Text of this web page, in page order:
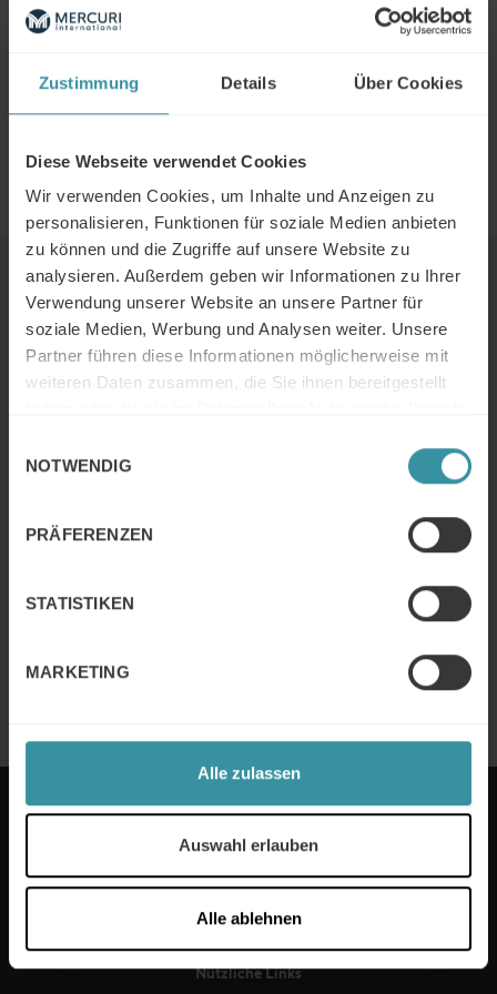
Zustimmung Details Über Cookies
Diese Webseite verwendet Cookies
Wir verwenden Cookies, um Inhalte und Anzeigen zu
personalisieren, Funktionen für soziale Medien anbieten
zu können und die Zugriffe auf unsere Website zu
analysieren. Außerdem geben wir Informationen zu Ihrer
Verwendung unserer Website an unsere Partner für
soziale Medien, Werbung und Analysen weiter. Unsere
Partner führen diese Informationen möglicherweise mit
weiteren Daten zusammen, die Sie ihnen bereitgestellt
NOTWENDIG
PRÄFERENZEN
STATISTIKEN
MARKETING
Alle zulassen
Auswahl erlauben
Alle ablehnen
Ruminants (Wiederkäuer) im Bereich DACH
wichtigsten Stellhebel für Sales Excellence im Bereich
Manager Ruminants DACH – Ceva Tiergesundheit GmbH
Weiter Lesen
Mercuri Insights / Juni 2026
Nützliche Links